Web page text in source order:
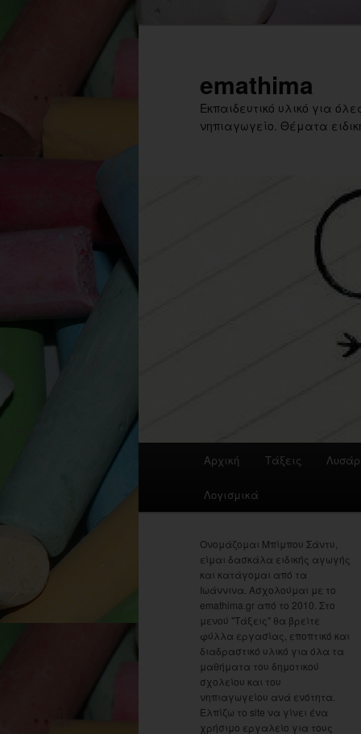
emathima
Εκπαιδευτικό υλικό για
νηπιαγωγείο. Θέματα
Αρχική Τάξεις
Λογισμικά
Ονομάζομαι Μπίμπου Σάντυ,
είμαι δασκάλα ειδικής αγωγής
και κατάγομαι από τα
Ιωάννινα. Ασχολούμαι με το
emathima.gr από το 2010. Στο
μενού "Τάξεις" θα βρείτε
φύλλα εργασίας, εποπτικό και
διαδραστικό υλικό για όλα τα
μαθήματα του δημοτικού
σχολείου και του
νηπιαγωγείου ανά ενότητα.
Ελπίζω το site να γίνει ένα
χρήσιμο εργαλείο για τους